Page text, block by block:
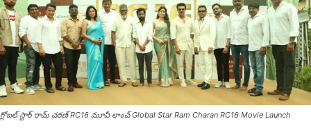
గ్లోబల్ స్టార్ రామ్ చరణ్ RC16 మూవీ లాంచ్ Global Star Ram Charan RC16 Movie Launch